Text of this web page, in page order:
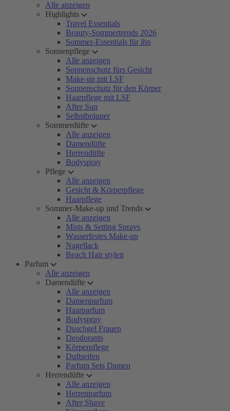
Alle anzeigen
Highlights
Travel Essentials
Beauty-Sommertrends 2026
Sommer-Essentials für ihn
Sonnenpflege
Alle anzeigen
Sonnenschutz fürs Gesicht
Make-up mit LSF
Sonnenschutz für den Körper
Haarpflege mit LSF
After Sun
Selbstbräuner
Sommerdüfte
Alle anzeigen
Damendüfte
Herrendüfte
Bodyspray
Pflege
Alle anzeigen
Gesicht & Körperpflege
Haarpflege
Sommer-Make-up und Trends
Alle anzeigen
Mists & Setting Sprays
Wasserfestes Make-up
Nagellack
Beach Hair stylen
Parfum
Alle anzeigen
Damendüfte
Alle anzeigen
Damenparfum
Haarparfum
Bodyspray
Duschgel Frauen
Deodorants
Körperpflege
Duftseifen
Parfum Sets Damen
Herrendüfte
Alle anzeigen
Herrenparfum
After Shave